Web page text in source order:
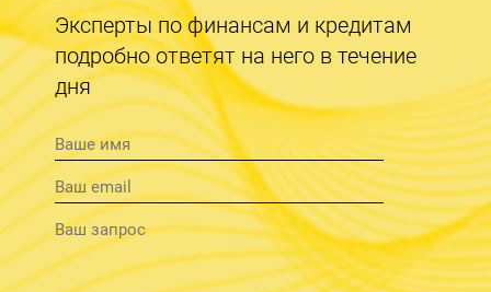
Эксперты по финансам и кредитам
подробно ответят на него в течение
дня